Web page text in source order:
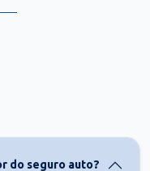
do seguro auto?